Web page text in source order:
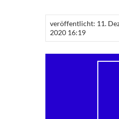
veröffentlicht: 11.
2020 16:19